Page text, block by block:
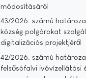
módosításáról
43/2026. számú
község polgárokat
digitalizációs projektjéről
42/2026. számú
felsősófalvi ivóvízellátási